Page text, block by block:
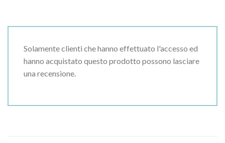
Solamente clienti che hanno effettuato l'accesso ed
hanno acquistato questo prodotto possono lasciare
una recensione.